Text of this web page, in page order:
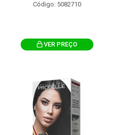
Código: 5082710
VER PREÇO